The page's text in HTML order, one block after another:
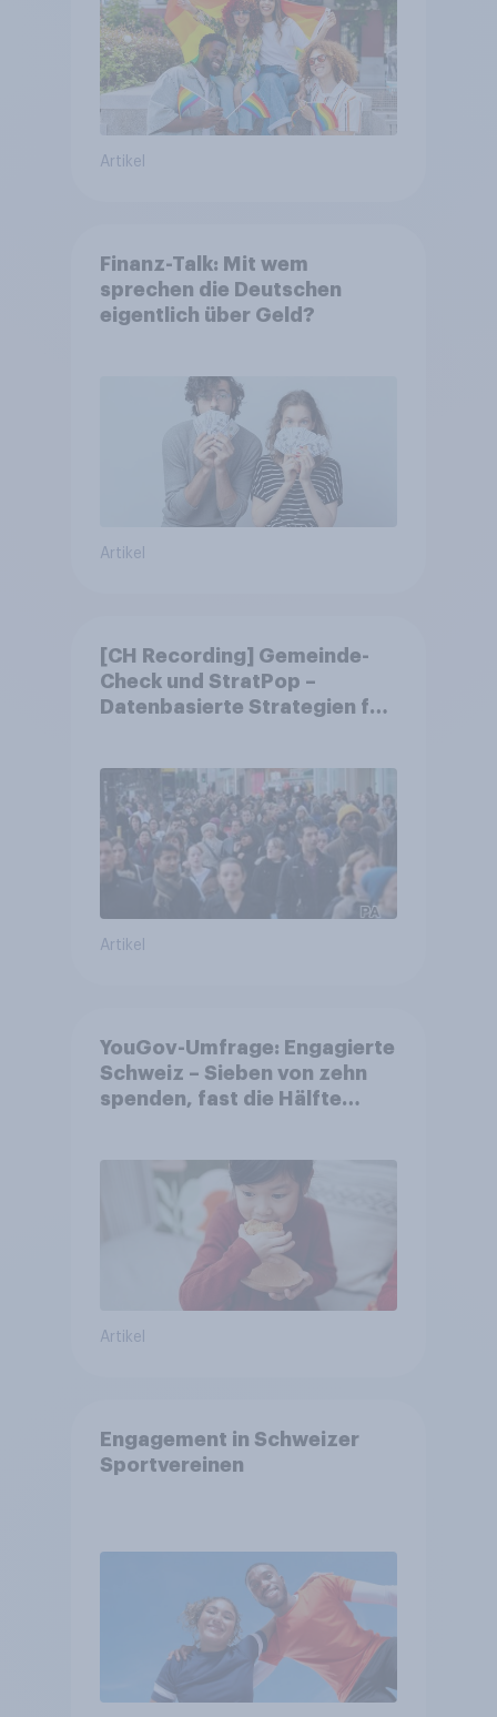
Artikel
Finanz-Talk: Mit wem
sprechen die Deutschen
eigentlich über Geld?
Artikel
[CH Recording] Gemeinde-
Check und StratPop –
Datenbasierte Strategien für
Artikel
YouGov-Umfrage: Engagierte
Schweiz – Sieben von zehn
spenden, fast die Hälfte
Artikel
Engagement in Schweizer
Sportvereinen